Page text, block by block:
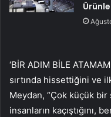
‘BİR ADIM BİLE
sırtında hissettiğini ve
Meydan, “Çok küçük bir
insanların kaçıştığını,